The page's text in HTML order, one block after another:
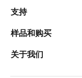
支持
样品和购买
关于我们
2017年3月14日